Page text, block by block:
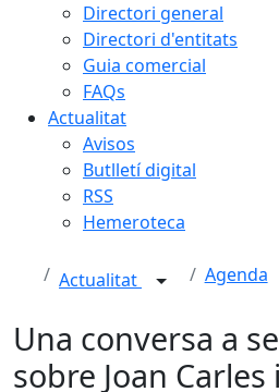
Directori general
Directori d'entitats
Guia comercial
FAQs
Actualitat
Avisos
Butlletí digital
RSS
Hemeroteca
Actualitat Agenda
Una conversa a
sobre Joan Carles